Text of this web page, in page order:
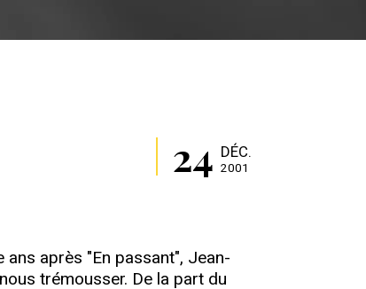
24 DÉC.
2001
après "En passant", Jean-
trémousser. De la part du